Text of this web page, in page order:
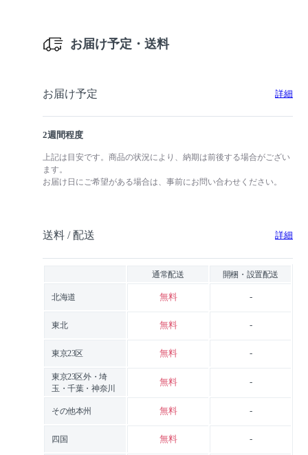
お届け予定・送料
お届け予定 詳細
2週間程度
上記は目安です。商品の状況により、納期は前後する場合がござい
ます。
お届け日にご希望がある場合は、事前にお問い合わせください。
送料 / 配送 詳細
通常配送 開梱・設置配送
北海道 無料 -
東北 無料 -
東京23区 無料 -
東京23区外・埼
玉・千葉・神奈川
無料 -
その他本州 無料 -
四国 無料 -